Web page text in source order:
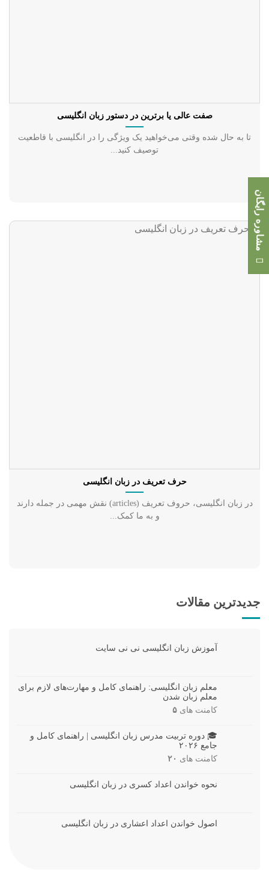
جدیدترین مقالات
آموزش زبان انگلیسی نی نی سایت
معلم زبان انگلیسی: راهنمای کامل و مهارت‌های لازم برای
معلم زبان شدن
کامنت های ۵
🎓 دوره تربیت مدرس زبان انگلیسی | راهنمای کامل و
جامع ۲۰۲۶
کامنت های ۲۰
نحوه خواندن اعداد کسری در زبان انگلیسی
اصول خواندن اعداد اعشاری در زبان انگلیسی
صفت عالی یا برترین در دستور زبان انگلیسی
تا به حال شده وقتی می‌خواهید یک ویژگی را در انگلیسی با قاطعیت
توصیف کنید...
حرف تعریف در زبان انگلیسی
در زبان انگلیسی، حروف تعریف (articles) نقش مهمی در جمله دارند
و به ما کمک...
مشاوره رایگان